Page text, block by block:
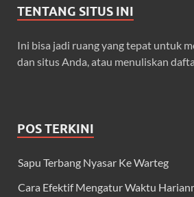
TENTANG SITUS INI
Ini bisa jadi ruang yang tepat untuk
dan situs Anda, atau menuliskan
POS TERKINI
Sapu Terbang Nyasar Ke Warteg
Cara Efektif Mengatur Waktu